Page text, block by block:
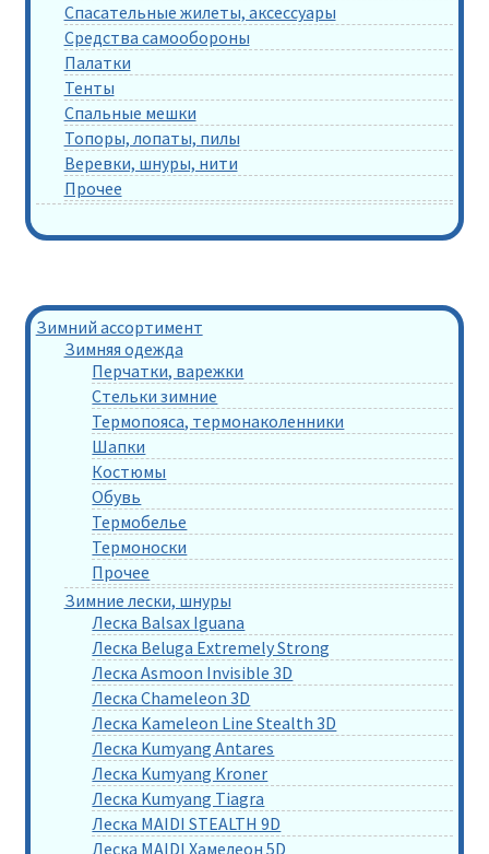
Спасательные жилеты, аксессуары
Средства самообороны
Палатки
Тенты
Спальные мешки
Топоры, лопаты, пилы
Веревки, шнуры, нити
Прочее
Зимний ассортимент
Зимняя одежда
Перчатки, варежки
Стельки зимние
Термопояса, термонаколенники
Шапки
Костюмы
Обувь
Термобелье
Термоноски
Прочее
Зимние лески, шнуры
Леска Balsax Iguana
Леска Beluga Extremely Strong
Леска Asmoon Invisible 3D
Леска Chameleon 3D
Леска Kameleon Line Stealth 3D
Леска Kumyang Antares
Леска Kumyang Kroner
Леска Kumyang Tiagra
Леска MAIDI STEALTH 9D
Леска MAIDI Хамелеон 5D